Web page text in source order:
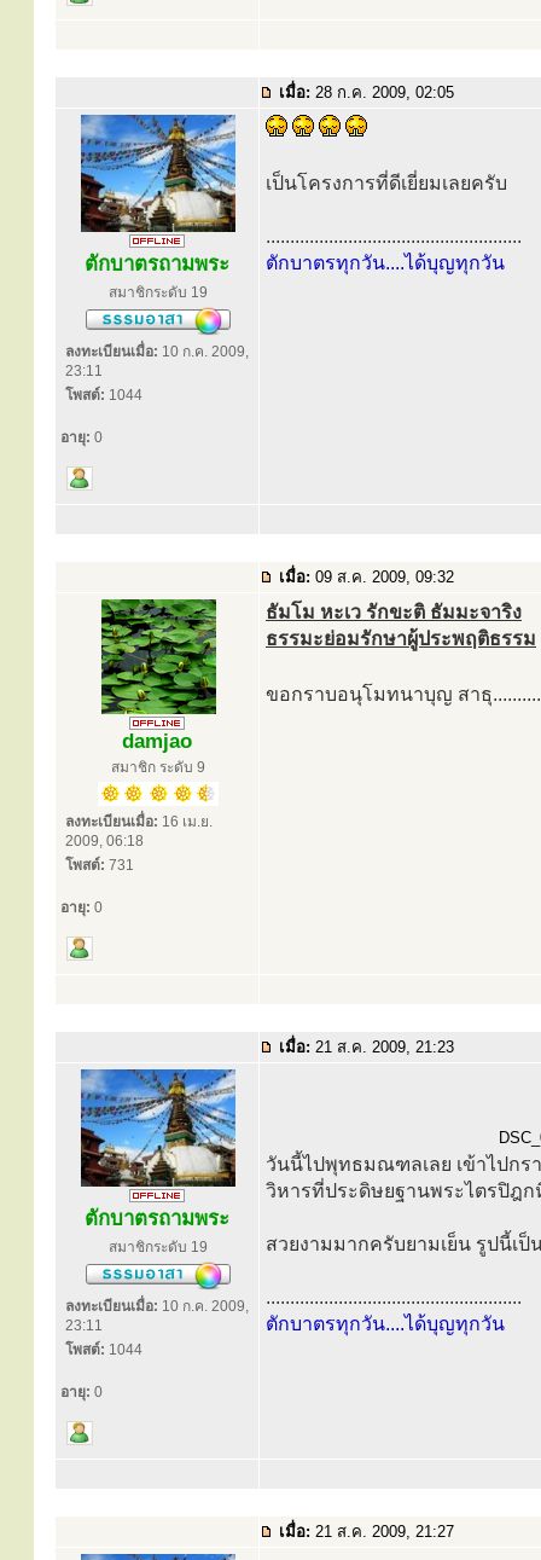
เมื่อ: 28 ก.ค. 2009, 02:05
ตักบาตรถามพระ
สมาชิกระดับ 19
ลงทะเบียนเมื่อ: 10 ก.ค. 2009,
23:11
โพสต์: 1044
อายุ: 0
เป็นโครงการที่ดีเยี่ยมเลยครับ
.....................................................
ตักบาตรทุกวัน....ได้บุญทุกวัน
เมื่อ: 09 ส.ค. 2009, 09:32
damjao
สมาชิก ระดับ 9
ลงทะเบียนเมื่อ: 16 เม.ย.
2009, 06:18
โพสต์: 731
อายุ: 0
ธัมโม หะเว รักขะติ ธัมมะจาริง
ธรรมะย่อมรักษาผู้ประพฤติธรรม
ขอกราบอนุโมทนาบุญ สาธุ
เมื่อ: 21 ส.ค. 2009, 21:23
ตักบาตรถามพระ
สมาชิกระดับ 19
ลงทะเบียนเมื่อ: 10 ก.ค. 2009,
23:11
โพสต์: 1044
อายุ: 0
วันนี้ไปพุทธมณฑลเลย เข้าไปกร
วิหารที่ประดิษยฐานพระไตรปิฎ
สวยงามมากครับยามเย็น รูปนี้เ
.....................................................
ตักบาตรทุกวัน....ได้บุญทุกวัน
เมื่อ: 21 ส.ค. 2009, 21:27